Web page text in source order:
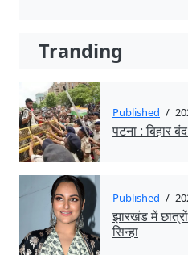
Tranding
Published /
पटना : बिहार
Published /
झारखंड में
सिन्हा